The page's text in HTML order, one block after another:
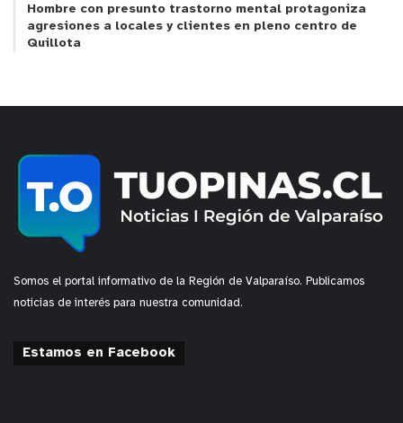
Hombre con presunto trastorno mental protagoniza
agresiones a locales y clientes en pleno centro de
Quillota
Somos el portal informativo de la Región de Valparaíso. Publicamos
noticias de interés para nuestra comunidad.
Estamos en Facebook